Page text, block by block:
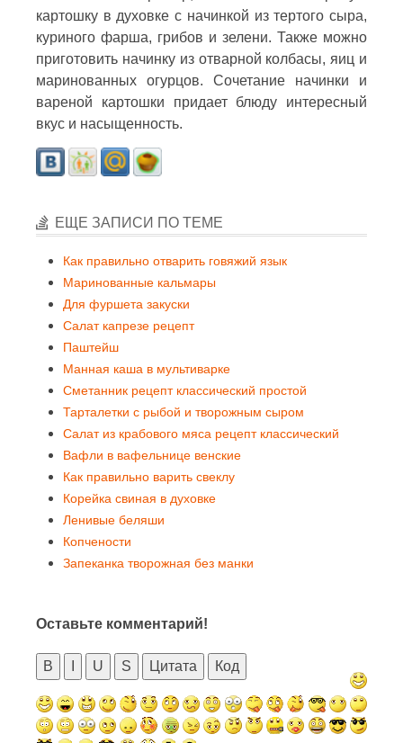
картошку в духовке с начинкой из тертого сыра,
куриного фарша, грибов и зелени. Также можно
приготовить начинку из отварной колбасы, яиц и
маринованных огурцов. Сочетание начинки и
вареной картошки придает блюду интересный
вкус и насыщенность.
ЕЩЕ ЗАПИСИ ПО ТЕМЕ
Как правильно отварить говяжий язык
Маринованные кальмары
Для фуршета закуски
Салат капрезе рецепт
Паштейш
Манная каша в мультиварке
Сметанник рецепт классический простой
Тарталетки с рыбой и творожным сыром
Салат из крабового мяса рецепт классический
Вафли в вафельнице венские
Как правильно варить свеклу
Корейка свиная в духовке
Ленивые беляши
Копчености
Запеканка творожная без манки
Оставьте комментарий!
B U S Цитата Код